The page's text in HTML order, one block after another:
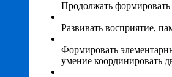
Продолжать формировать
Развивать восприятие,
Формировать
умение координировать